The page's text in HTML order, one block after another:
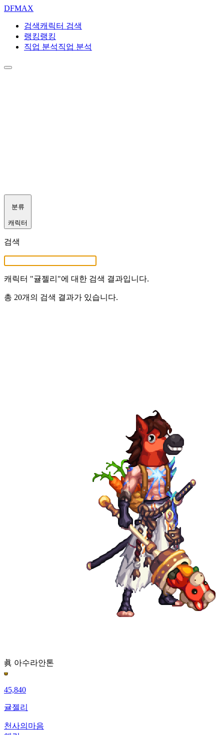
DFMAX
검색캐릭터 검색
랭킹랭킹
직업 분석직업 분석
분류
캐릭터
검색
캐릭터 "귤젤리 "에 대한 검색 결과입니다.
총 20개의 검색 결과가 있습니다.
眞 아수라안톤
45,840
귤젤리
천사의마음